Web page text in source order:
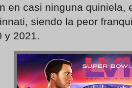
en casi ninguna quiniela,
siendo la peor
y 2021.